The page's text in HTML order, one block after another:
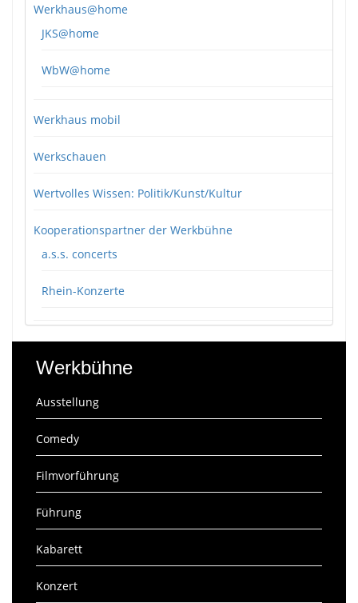
Werkhaus@home
JKS@home
WbW@home
Werkhaus mobil
Werkschauen
Wertvolles Wissen: Politik/Kunst/Kultur
Kooperationspartner der Werkbühne
a.s.s. concerts
Rhein-Konzerte
Werkbühne
Ausstellung
Comedy
Filmvorführung
Führung
Kabarett
Konzert